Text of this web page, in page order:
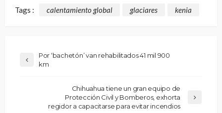
Tags : calentamiento global glaciares kenia
Por ‘bachetón’ van rehabilitados 41 mil 900
km
Chihuahua tiene un gran equipo de
Protección Civil y Bomberos, exhorta
regidor a capacitarse para evitar incendios